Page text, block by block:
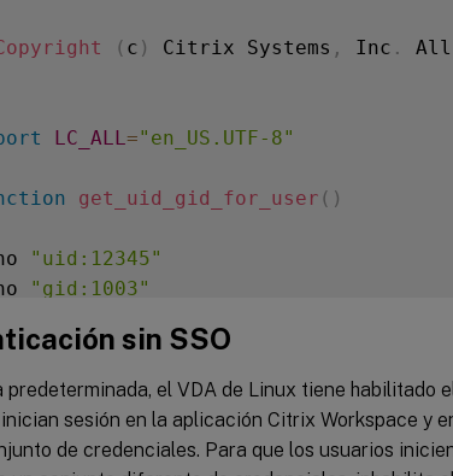
( c ) Citrix Systems , Inc . All
LC_ALL ="en_US.UTF-8"
get_uid_gid_for_user ( )
"uid:12345"
"gid:1003"
"shell:/bin/sh"
$1
sin SSO
predeterminada, el VDA de Linux tiene habilitado
sesión en la aplicación Citrix Workspace y
de credenciales. Para que los usuarios